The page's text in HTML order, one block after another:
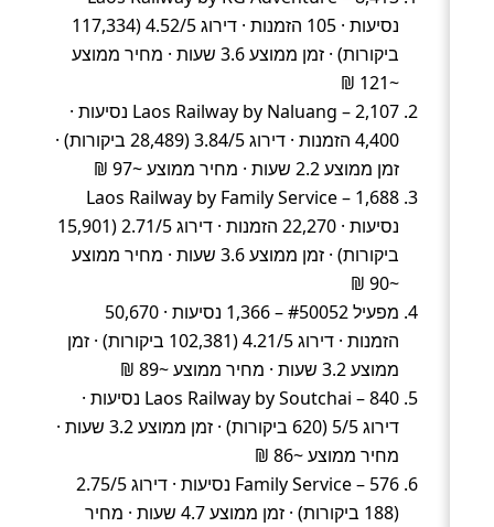
נסיעות · 105 הזמנות · דירוג 4.52/5 (117,334
ביקורות) · זמן ממוצע 3.6 שעות · מחיר ממוצע
~121 ₪
Laos Railway by Naluang – 2,107 נסיעות ·
4,400 הזמנות · דירוג 3.84/5 (28,489 ביקורות) ·
זמן ממוצע 2.2 שעות · מחיר ממוצע ~97 ₪
Laos Railway by Family Service – 1,688
נסיעות · 22,270 הזמנות · דירוג 2.71/5 (15,901
ביקורות) · זמן ממוצע 3.6 שעות · מחיר ממוצע
~90 ₪
מפעיל #50052 – 1,366 נסיעות · 50,670
הזמנות · דירוג 4.21/5 (102,381 ביקורות) · זמן
ממוצע 3.2 שעות · מחיר ממוצע ~89 ₪
Laos Railway by Soutchai – 840 נסיעות ·
דירוג 5/5 (620 ביקורות) · זמן ממוצע 3.2 שעות ·
מחיר ממוצע ~86 ₪
Family Service – 576 נסיעות · דירוג 2.75/5
(188 ביקורות) · זמן ממוצע 4.7 שעות · מחיר